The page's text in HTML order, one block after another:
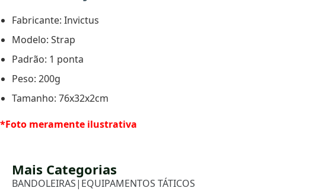
Fabricante: Invictus
Modelo: Strap
Padrão: 1 ponta
Peso: 200g
Tamanho: 76x32x2cm
*Foto meramente ilustrativa
Mais Categorias
BANDOLEIRAS| EQUIPAMENTOS TÁTICOS